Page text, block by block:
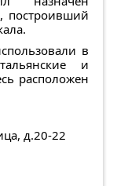
построивший
в
и
расположен
д.20-22